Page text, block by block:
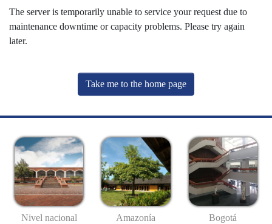
The server is temporarily unable to service your request due to
maintenance downtime or capacity problems. Please try again
later.
Take me to the home page
Nivel nacional Amazonía Bogotá